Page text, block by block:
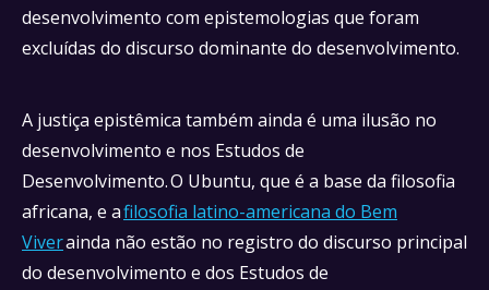
desenvolvimento com epistemologias que foram
excluídas do discurso dominante do desenvolvimento.
A justiça epistêmica também ainda é uma ilusão no
desenvolvimento e nos Estudos de
Desenvolvimento. O Ubuntu, que é a base da filosofia
africana, e afilosofia latino-americana do Bem
Viverainda não estão no registro do discurso principal
do desenvolvimento e dos Estudos de